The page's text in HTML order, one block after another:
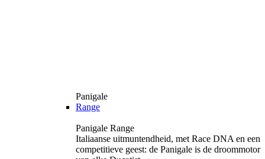
Panigale
Range
Panigale Range
Italiaanse uitmuntendheid, met Race DNA en een
competitieve geest: de Panigale is de droommotor